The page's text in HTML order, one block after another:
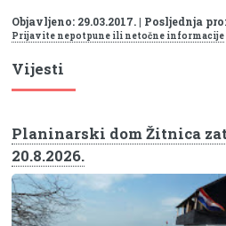
Objavljeno: 29.03.2017. | Posljednja
Prijavite nepotpune ili netočne informacije
Vijesti
Planinarski dom Žitnica
20.8.2026.